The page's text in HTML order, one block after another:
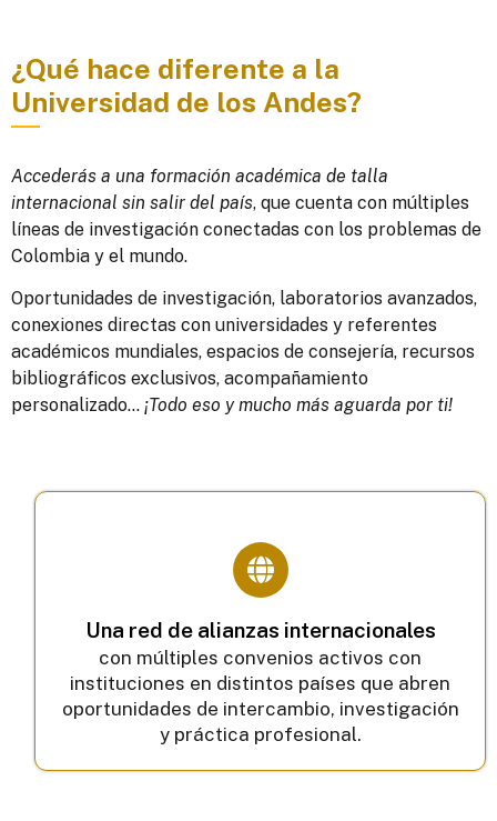
¿Qué hace diferente a la
Universidad de los Andes?
Accederás a una formación académica de talla
internacional sin salir del país, que cuenta con múltiples
líneas de investigación conectadas con los problemas de
Colombia y el mundo.
Oportunidades de investigación, laboratorios avanzados,
conexiones directas con universidades y referentes
académicos mundiales, espacios de consejería, recursos
bibliográficos exclusivos, acompañamiento
personalizado… ¡Todo eso y mucho más aguarda por ti!
Una red de alianzas internacionales
con múltiples convenios activos con
instituciones en distintos países que abren
oportunidades de intercambio, investigación
y práctica profesional.